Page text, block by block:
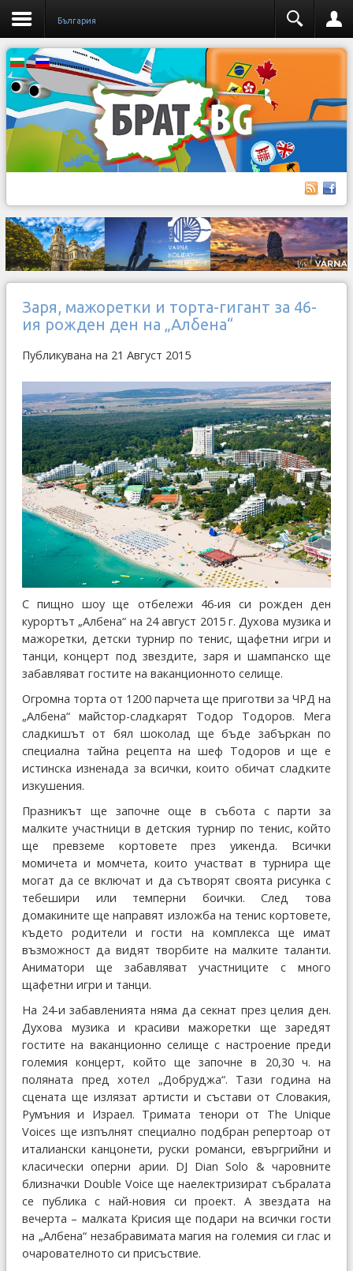
България
Заря, мажоретки и торта-гигант за 46-
ия рожден ден на „Албена“
Публикувана на 21 Август 2015
С пищно шоу ще отбележи 46-ия си рожден ден
курортът „Албена“ на 24 август 2015 г. Духова музика и
мажоретки, детски турнир по тенис, щафетни игри и
танци, концерт под звездите, заря и шампанско ще
забавляват гостите на ваканционното селище.
Огромна торта от 1200 парчета ще приготви за ЧРД на
„Албена“ майстор-сладкарят Тодор Тодоров. Мега
сладкишът от бял шоколад ще бъде забъркан по
специална тайна рецепта на шеф Тодоров и ще е
истинска изненада за всички, които обичат сладките
изкушения.
Празникът ще започне още в събота с парти за
малките участници в детския турнир по тенис, който
ще превземе кортовете през уикенда. Всички
момичета и момчета, които участват в турнира ще
могат да се включат и да сътворят своята рисунка с
тебешири или темперни боички. След това
домакините ще направят изложба на тенис кортовете,
където родители и гости на комплекса ще имат
възможност да видят творбите на малките таланти.
Аниматори ще забавляват участниците с много
щафетни игри и танци.
На 24-и забавленията няма да секнат през целия ден.
Духова музика и красиви мажоретки ще заредят
гостите на ваканционно селище с настроение преди
големия концерт, който ще започне в 20,30 ч. на
поляната пред хотел „Добруджа“. Тази година на
сцената ще излязат артисти и състави от Словакия,
Румъния и Израел. Тримата тенори от The Unique
Voices ще изпълнят специално подбран репертоар от
италиански канцонети, руски романси, евъргрийни и
класически оперни арии. DJ Dian Solo & чаровните
близначки Double Voice ще наелектризират събралата
се публика с най-новия си проект. А звездата на
вечерта – малката Крисия ще подари на всички гости
на „Албена“ незабравимата магия на големия си глас и
очарователното си присъствие.